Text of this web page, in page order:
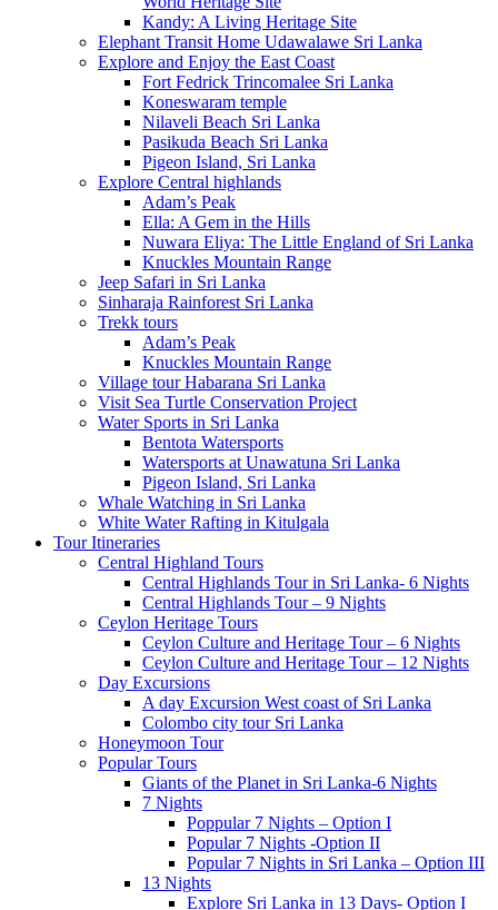
Kandy: A Living Heritage Site
Elephant Transit Home Udawalawe Sri Lanka
Explore and Enjoy the East Coast
Fort Fedrick Trincomalee Sri Lanka
Koneswaram temple
Nilaveli Beach Sri Lanka
Pasikuda Beach Sri Lanka
Pigeon Island, Sri Lanka
Explore Central highlands
Adam’s Peak
Ella: A Gem in the Hills
Nuwara Eliya: The Little England of Sri Lanka
Knuckles Mountain Range
Jeep Safari in Sri Lanka
Sinharaja Rainforest Sri Lanka
Trekk tours
Adam’s Peak
Knuckles Mountain Range
Village tour Habarana Sri Lanka
Visit Sea Turtle Conservation Project
Water Sports in Sri Lanka
Bentota Watersports
Watersports at Unawatuna Sri Lanka
Pigeon Island, Sri Lanka
Whale Watching in Sri Lanka
White Water Rafting in Kitulgala
Tour Itineraries
Central Highland Tours
Central Highlands Tour in Sri Lanka- 6 Nights
Central Highlands Tour – 9 Nights
Ceylon Heritage Tours
Ceylon Culture and Heritage Tour – 6 Nights
Ceylon Culture and Heritage Tour – 12 Nights
Day Excursions
A day Excursion West coast of Sri Lanka
Colombo city tour Sri Lanka
Honeymoon Tour
Popular Tours
Giants of the Planet in Sri Lanka-6 Nights
7 Nights
Poppular 7 Nights – Option I
Popular 7 Nights -Option II
Popular 7 Nights in Sri Lanka – Option III
13 Nights
Explore Sri Lanka in 13 Days- Option I